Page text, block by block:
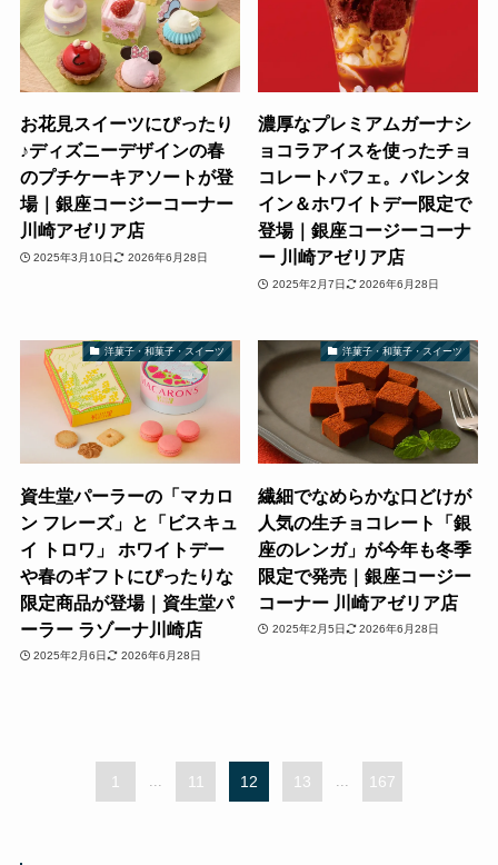
お花見スイーツにぴったり
♪ディズニーデザインの春
のプチケーキアソートが登
場｜銀座コージーコーナー
川崎アゼリア店
2025年3月10日 2026年6月28日
濃厚なプレミアムガーナシ
ョコラアイスを使ったチョ
コレートパフェ。バレンタ
イン＆ホワイトデー限定で
登場｜銀座コージーコーナ
ー 川崎アゼリア店
2025年2月7日 2026年6月28日
洋菓子・和菓子・スイーツ
資生堂パーラーの「マカロ
ン フレーズ」と「ビスキュ
イ トロワ」 ホワイトデー
や春のギフトにぴったりな
限定商品が登場｜資生堂パ
ーラー ラゾーナ川崎店
2025年2月6日 2026年6月28日
洋菓子・和菓子・スイーツ
繊細でなめらかな口どけが
人気の生チョコレート「銀
座のレンガ」が今年も冬季
限定で発売｜銀座コージー
コーナー 川崎アゼリア店
2025年2月5日 2026年6月28日
1 ... 11 12 13 ... 167